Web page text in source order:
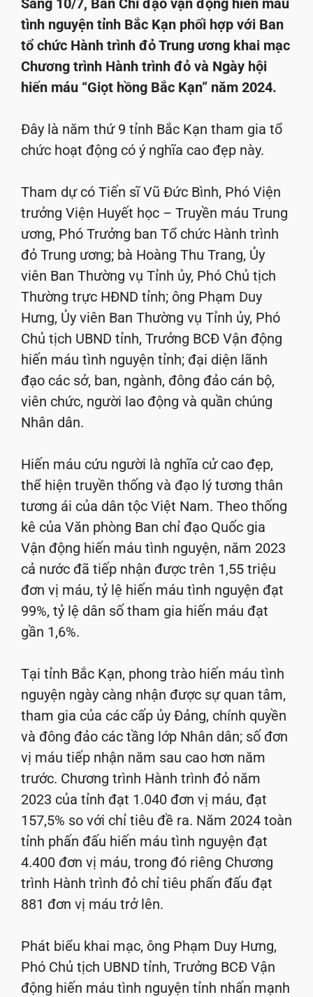
tình nguyện tỉnh Bắc Kạn phối hợp với Ban
tổ chức Hành trình đỏ Trung ương khai mạc
Chương trình Hành trình đỏ và Ngày hội
hiến máu “Giọt hồng Bắc Kạn” năm 2024.
Đây là năm thứ 9 tỉnh Bắc Kạn tham gia tổ
chức hoạt động có ý nghĩa cao đẹp này.
Tham dự có Tiến sĩ Vũ Đức Bình, Phó Viện
trưởng Viện Huyết học – Truyền máu Trung
ương, Phó Trưởng ban Tổ chức Hành trình
đỏ Trung ương; bà Hoàng Thu Trang, Ủy
viên Ban Thường vụ Tỉnh ủy, Phó Chủ tịch
Thường trực HĐND tỉnh; ông Phạm Duy
Hưng, Ủy viên Ban Thường vụ Tỉnh ủy, Phó
Chủ tịch UBND tỉnh, Trưởng BCĐ Vận động
hiến máu tình nguyện tỉnh; đại diện lãnh
đạo các sở, ban, ngành, đông đảo cán bộ,
viên chức, người lao động và quần chúng
Nhân dân.
Hiến máu cứu người là nghĩa cử cao đẹp,
thể hiện truyền thống và đạo lý tương thân
tương ái của dân tộc Việt Nam. Theo thống
kê của Văn phòng Ban chỉ đạo Quốc gia
Vận động hiến máu tình nguyện, năm 2023
cả nước đã tiếp nhận được trên 1,55 triệu
đơn vị máu, tỷ lệ hiến máu tình nguyện đạt
99%, tỷ lệ dân số tham gia hiến máu đạt
gần 1,6%.
Tại tỉnh Bắc Kạn, phong trào hiến máu tình
nguyện ngày càng nhận được sự quan tâm,
tham gia của các cấp ủy Đảng, chính quyền
và đông đảo các tầng lớp Nhân dân; số đơn
vị máu tiếp nhận năm sau cao hơn năm
trước. Chương trình Hành trình đỏ năm
2023 của tỉnh đạt 1.040 đơn vị máu, đạt
157,5% so với chỉ tiêu đề ra. Năm 2024 toàn
tỉnh phấn đấu hiến máu tình nguyện đạt
4.400 đơn vị máu, trong đó riêng Chương
trình Hành trình đỏ chỉ tiêu phấn đấu đạt
881 đơn vị máu trở lên.
Phát biểu khai mạc, ông Phạm Duy Hưng,
Phó Chủ tịch UBND tỉnh, Trưởng BCĐ Vận
động hiến máu tình nguyện tỉnh nhấn mạnh